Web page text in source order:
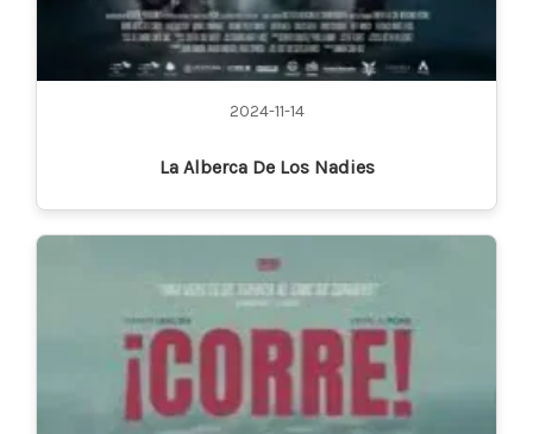
2024-11-14
La Alberca De Los Nadies